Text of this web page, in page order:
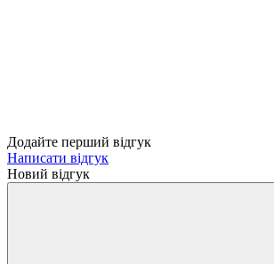
Додайте перший відгук
Написати відгук
Новий відгук